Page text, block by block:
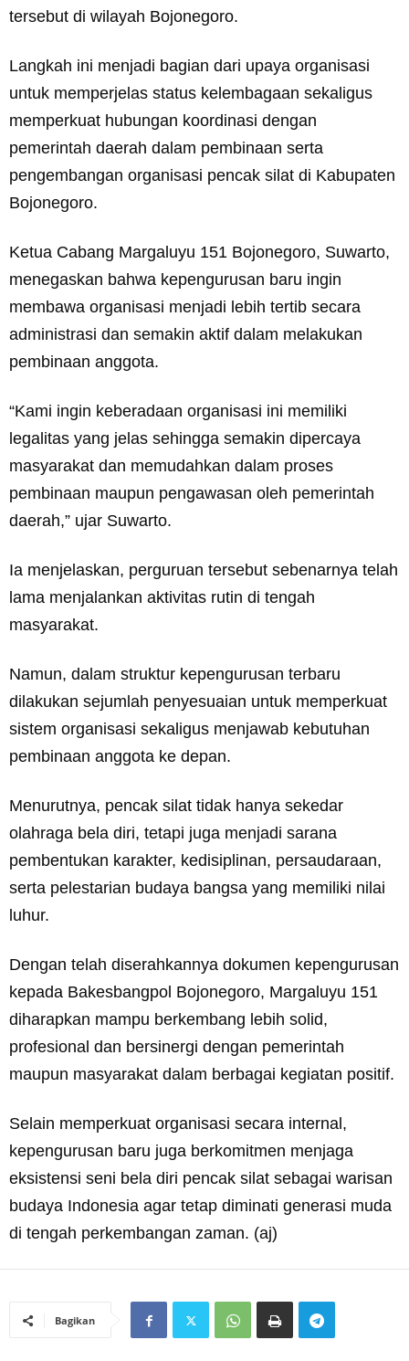
tersebut di wilayah Bojonegoro.
Langkah ini menjadi bagian dari upaya organisasi
untuk memperjelas status kelembagaan sekaligus
memperkuat hubungan koordinasi dengan
pemerintah daerah dalam pembinaan serta
pengembangan organisasi pencak silat di Kabupaten
Bojonegoro.
Ketua Cabang Margaluyu 151 Bojonegoro, Suwarto,
menegaskan bahwa kepengurusan baru ingin
membawa organisasi menjadi lebih tertib secara
administrasi dan semakin aktif dalam melakukan
pembinaan anggota.
“Kami ingin keberadaan organisasi ini memiliki
legalitas yang jelas sehingga semakin dipercaya
masyarakat dan memudahkan dalam proses
pembinaan maupun pengawasan oleh pemerintah
daerah,” ujar Suwarto.
Ia menjelaskan, perguruan tersebut sebenarnya telah
lama menjalankan aktivitas rutin di tengah
masyarakat.
Namun, dalam struktur kepengurusan terbaru
dilakukan sejumlah penyesuaian untuk memperkuat
sistem organisasi sekaligus menjawab kebutuhan
pembinaan anggota ke depan.
Menurutnya, pencak silat tidak hanya sekedar
olahraga bela diri, tetapi juga menjadi sarana
pembentukan karakter, kedisiplinan, persaudaraan,
serta pelestarian budaya bangsa yang memiliki nilai
luhur.
Dengan telah diserahkannya dokumen kepengurusan
kepada Bakesbangpol Bojonegoro, Margaluyu 151
diharapkan mampu berkembang lebih solid,
profesional dan bersinergi dengan pemerintah
maupun masyarakat dalam berbagai kegiatan positif.
Selain memperkuat organisasi secara internal,
kepengurusan baru juga berkomitmen menjaga
eksistensi seni bela diri pencak silat sebagai warisan
budaya Indonesia agar tetap diminati generasi muda
di tengah perkembangan zaman. (aj)
Bagikan